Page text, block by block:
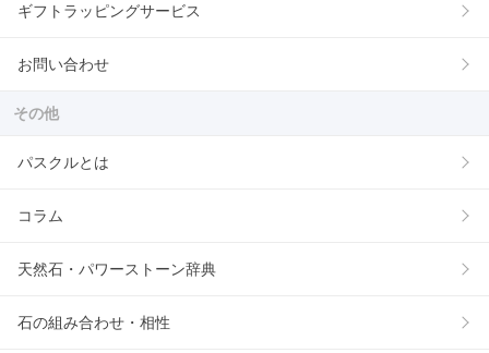
ギフトラッピングサービス
お問い合わせ
その他
パスクルとは
コラム
天然石・パワーストーン辞典
石の組み合わせ・相性